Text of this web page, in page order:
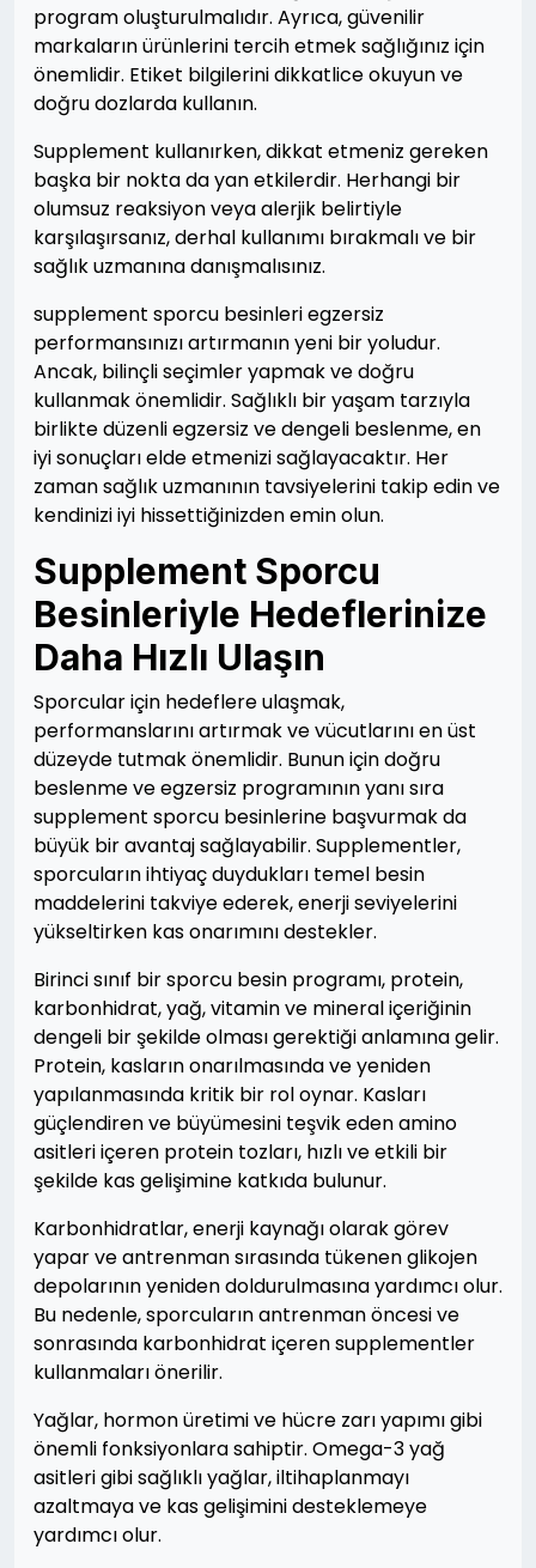
program oluşturulmalıdır. Ayrıca, güvenilir
markaların ürünlerini tercih etmek sağlığınız için
önemlidir. Etiket bilgilerini dikkatlice okuyun ve
doğru dozlarda kullanın.
Supplement kullanırken, dikkat etmeniz gereken
başka bir nokta da yan etkilerdir. Herhangi bir
olumsuz reaksiyon veya alerjik belirtiyle
karşılaşırsanız, derhal kullanımı bırakmalı ve bir
sağlık uzmanına danışmalısınız.
supplement sporcu besinleri egzersiz
performansınızı artırmanın yeni bir yoludur.
Ancak, bilinçli seçimler yapmak ve doğru
kullanmak önemlidir. Sağlıklı bir yaşam tarzıyla
birlikte düzenli egzersiz ve dengeli beslenme, en
iyi sonuçları elde etmenizi sağlayacaktır. Her
zaman sağlık uzmanının tavsiyelerini takip edin ve
kendinizi iyi hissettiğinizden emin olun.
Supplement Sporcu
Besinleriyle Hedeflerinize
Daha Hızlı Ulaşın
Sporcular için hedeflere ulaşmak,
performanslarını artırmak ve vücutlarını en üst
düzeyde tutmak önemlidir. Bunun için doğru
beslenme ve egzersiz programının yanı sıra
supplement sporcu besinlerine başvurmak da
büyük bir avantaj sağlayabilir. Supplementler,
sporcuların ihtiyaç duydukları temel besin
maddelerini takviye ederek, enerji seviyelerini
yükseltirken kas onarımını destekler.
Birinci sınıf bir sporcu besin programı, protein,
karbonhidrat, yağ, vitamin ve mineral içeriğinin
dengeli bir şekilde olması gerektiği anlamına gelir.
Protein, kasların onarılmasında ve yeniden
yapılanmasında kritik bir rol oynar. Kasları
güçlendiren ve büyümesini teşvik eden amino
asitleri içeren protein tozları, hızlı ve etkili bir
şekilde kas gelişimine katkıda bulunur.
Karbonhidratlar, enerji kaynağı olarak görev
yapar ve antrenman sırasında tükenen glikojen
depolarının yeniden doldurulmasına yardımcı olur.
Bu nedenle, sporcuların antrenman öncesi ve
sonrasında karbonhidrat içeren supplementler
kullanmaları önerilir.
Yağlar, hormon üretimi ve hücre zarı yapımı gibi
önemli fonksiyonlara sahiptir. Omega-3 yağ
asitleri gibi sağlıklı yağlar, iltihaplanmayı
azaltmaya ve kas gelişimini desteklemeye
yardımcı olur.